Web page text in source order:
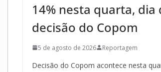
14% nesta quarta, dia
decisão do Copom
5 de agosto de 2026 Reportagem
Decisão do Copom acontece nesta